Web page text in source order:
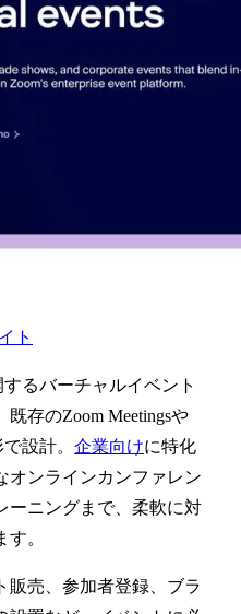
ト
するバーチャルイベント
存のZoom Meetingsや
設計。 企業向けに特化
オンラインカンファレン
ーニングまで、柔軟に対
。
販売、参加者登録、ブラ